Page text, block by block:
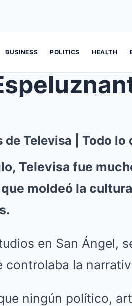
BUSINESS POLITICS HEALTH
Televisa | Todo lo
Televisa fue
moldeó la
en San Ángel,
controlaba la
ningún político,